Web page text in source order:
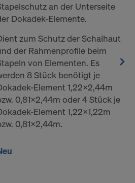
an der Unterseite
Dokadek-Elemente.
zum Schutz der Schalhaut
der Rahmenprofile beim
von Elementen. Es
8 Stück benötigt je
Element 1,22x2,44m
0,81x2,44m oder 4 Stück je
Element 1,22x1,22m
0,81x2,44m.
VERARBEITUNG
DER
IHRER
DATEN IN